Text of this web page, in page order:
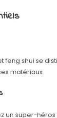
feng shui se
matériaux.
un super-